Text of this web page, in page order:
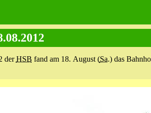
derHSB fand am 18. August (Sa.) das